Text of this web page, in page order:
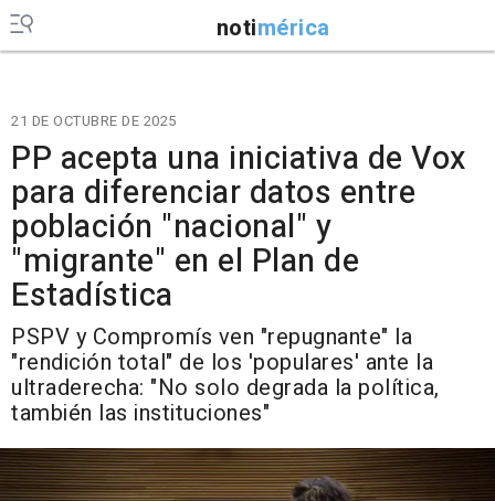
notimérica
21 DE OCTUBRE DE 2025
PP acepta una iniciativa de Vox
para diferenciar datos entre
población "nacional" y
"migrante" en el Plan de
Estadística
PSPV y Compromís ven "repugnante" la
"rendición total" de los 'populares' ante la
ultraderecha: "No solo degrada la política,
también las instituciones"